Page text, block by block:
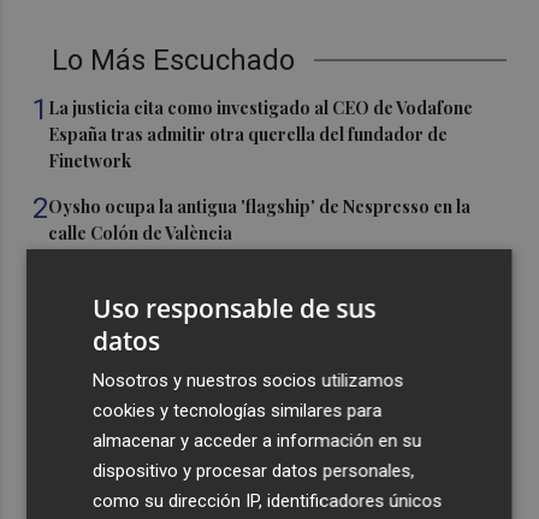
Lo Más Escuchado
1 La justicia cita como investigado al CEO de Vodafone
España tras admitir otra querella del fundador de
Finetwork
2Oysho ocupa la antigua 'flagship' de Nespresso en la
calle Colón de València
la atención al nacimiento
El proyecto 'Gramola' evalúa estrategias sostenibles
para reducir las alteraciones internas de la granada
mollar de Elche
El talento murciano conquista Cimeria: Dagnino ilustra
'Aguas peligrosas' de Conan el Bárbaro
Uso responsable de sus
datos
Nosotros y nuestros socios utilizamos
cookies y tecnologías similares para
almacenar y acceder a información en su
dispositivo y procesar datos personales,
como su dirección IP, identificadores únicos